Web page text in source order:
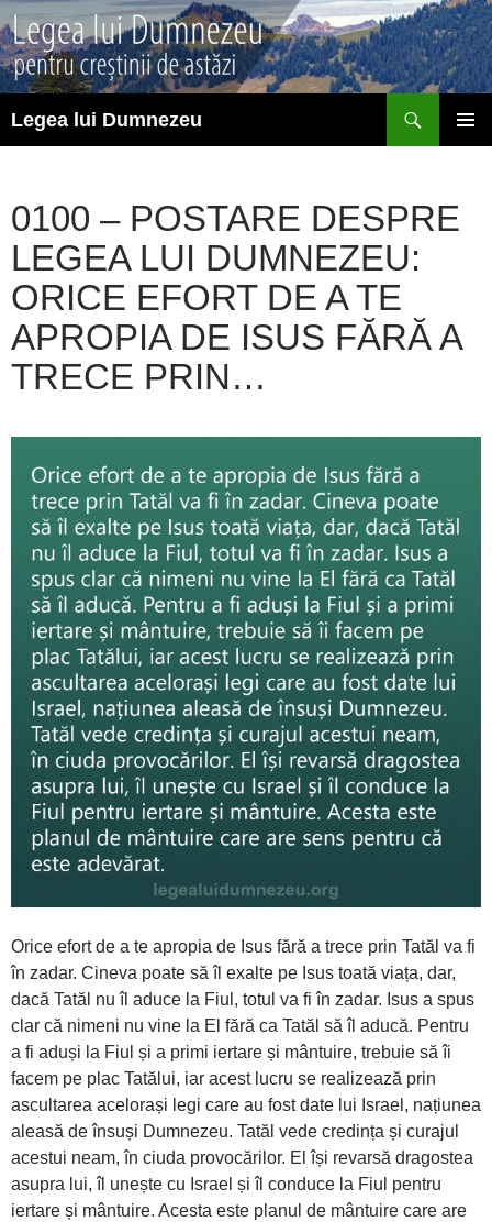
Sari
la
conținut
Legea lui Dumnezeu
0100 – POSTARE DESPRE
LEGEA LUI DUMNEZEU:
ORICE EFORT DE A TE
APROPIA DE ISUS FĂRĂ A
TRECE PRIN…
Orice efort de a te apropia de Isus fără a trece prin Tatăl va fi
în zadar. Cineva poate să îl exalte pe Isus toată viața, dar,
dacă Tatăl nu îl aduce la Fiul, totul va fi în zadar. Isus a spus
clar că nimeni nu vine la El fără ca Tatăl să îl aducă. Pentru
a fi aduși la Fiul și a primi iertare și mântuire, trebuie să îi
facem pe plac Tatălui, iar acest lucru se realizează prin
ascultarea acelorași legi care au fost date lui Israel, națiunea
aleasă de însuși Dumnezeu. Tatăl vede credința și curajul
acestui neam, în ciuda provocărilor. El își revarsă dragostea
asupra lui, îl unește cu Israel și îl conduce la Fiul pentru
iertare și mântuire. Acesta este planul de mântuire care are